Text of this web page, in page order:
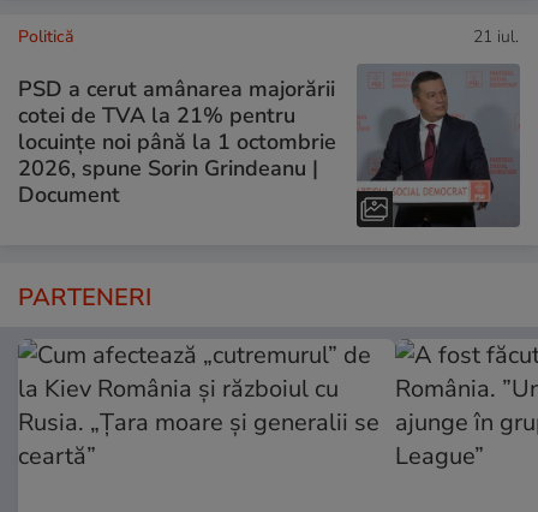
Politică 21 iul.
PSD a cerut amânarea majorării
cotei de TVA la 21% pentru
locuințe noi până la 1 octombrie
2026, spune Sorin Grindeanu |
Document
PARTENERI